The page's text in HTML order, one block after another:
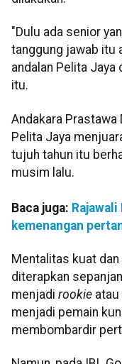
"Dulu ada senior
tanggung jawab itu
andalan Pelita
itu.
Andakara Prastawa
Pelita Jaya
tujuh tahun itu
musim lalu.
Baca juga:
kemenangan
Mentalitas kuat
diterapkan
menjadi rookie
menjadi pemain
membombardir